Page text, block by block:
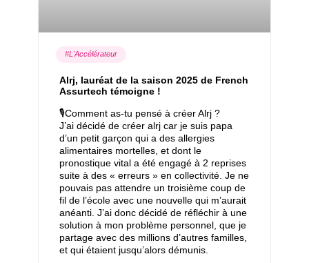
#L'Accélérateur
Alrj, lauréat de la saison 2025 de French
Assurtech témoigne !
🎙Comment as-tu pensé à créer Alrj ?
J’ai décidé de créer alrj car je suis papa
d’un petit garçon qui a des allergies
alimentaires mortelles, et dont le
pronostique vital a été engagé à 2 reprises
suite à des « erreurs » en collectivité. Je ne
pouvais pas attendre un troisième coup de
fil de l’école avec une nouvelle qui m’aurait
anéanti. J’ai donc décidé de réfléchir à une
solution à mon problème personnel, que je
partage avec des millions d’autres familles,
et qui étaient jusqu’alors démunis.